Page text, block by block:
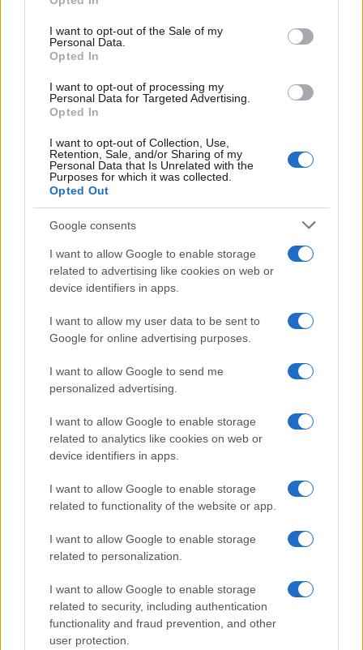
use your data for below specified purposes in below Google
consent section.
I want to opt-out of the Sale of my
Personal Data.
Opted In
I want to opt-out of processing my
Personal Data for Targeted Advertising.
Opted In
I want to opt-out of Collection, Use,
Retention, Sale, and/or Sharing of my
Personal Data that Is Unrelated with the
Purposes for which it was collected.
Opted Out
Google consents
I want to allow Google to enable storage
related to advertising like cookies on web or
device identifiers in apps.
I want to allow my user data to be sent to
Google for online advertising purposes.
I want to allow Google to send me
personalized advertising.
I want to allow Google to enable storage
related to analytics like cookies on web or
device identifiers in apps.
I want to allow Google to enable storage
related to functionality of the website or app.
I want to allow Google to enable storage
related to personalization.
I want to allow Google to enable storage
related to security, including authentication
functionality and fraud prevention, and other
user protection.